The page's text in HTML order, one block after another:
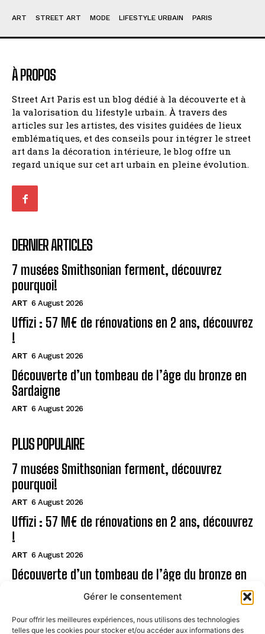
Gérer le consentement
Pour offrir les meilleures expériences, nous utilisons des technologies
telles que les cookies pour stocker et/ou accéder aux informations des
ART STREET ART MODE LIFESTYLE URBAIN PARIS
À PROPOS
Street Art Paris est un blog dédié à la découverte et à
la valorisation du lifestyle urbain. À travers des
articles sur les artistes, des visites guidées de lieux
emblématiques, et des conseils pour intégrer le street
art dans la décoration intérieure, le blog offre un
regard unique sur cet art urbain en pleine évolution.
DERNIER ARTICLES
7 musées Smithsonian ferment, découvrez
pourquoi!
ART 6 August 2026
Uffizi : 57 M€ de rénovations en 2 ans, découvrez
!
ART 6 August 2026
Découverte d’un tombeau de l’âge du bronze en
Sardaigne
ART 6 August 2026
PLUS POPULAIRE
7 musées Smithsonian ferment, découvrez
pourquoi!
ART 6 August 2026
Uffizi : 57 M€ de rénovations en 2 ans, découvrez
!
ART 6 August 2026
Découverte d’un tombeau de l’âge du bronze en